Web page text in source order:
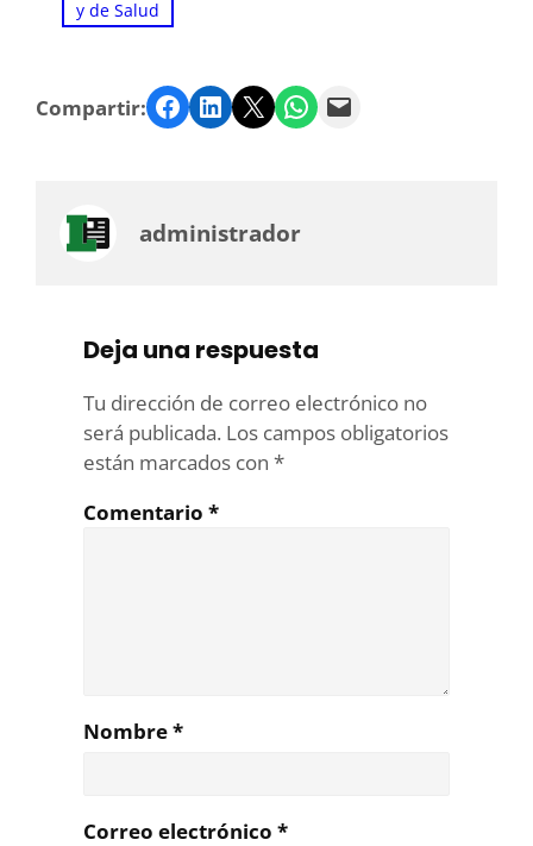
y de Salud
Compartir: Facebook LinkedIn Twitter WhatsApp Email
administrador
Deja una respuesta
Tu dirección de correo electrónico no
será publicada. Los campos obligatorios
están marcados con *
Comentario *
Nombre*
Correo electrónico *